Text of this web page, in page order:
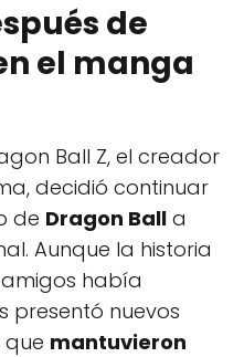
de
el manga
Ball Z, el creador
decidió continuar
de Dragon Ball a
Aunque la historia
había
presentó nuevos
que mantuvieron